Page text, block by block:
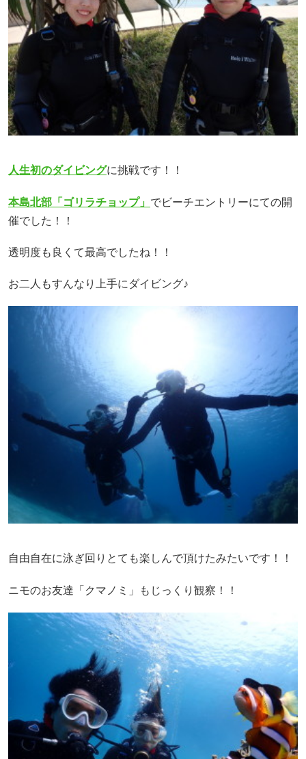
人生初のダイビングに挑戦です！！
本島北部「ゴリラチョップ」 でビーチエントリーにての開
催でした！！
透明度も良くて最高でしたね！！
お二人もすんなり上手にダイビング♪
自由自在に泳ぎ回りとても楽しんで頂けたみたいです！！
ニモのお友達「クマノミ」もじっくり観察！！